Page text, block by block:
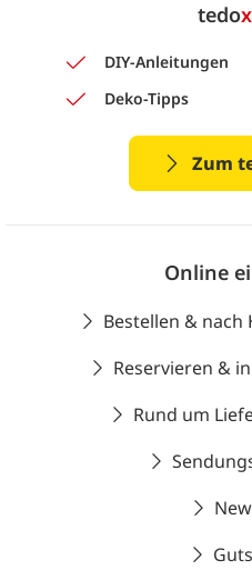
tedox
DIY-Anleitungen
Deko-Tipps
Zum
Online
Bestellen & nach
Reservieren &
Rund um